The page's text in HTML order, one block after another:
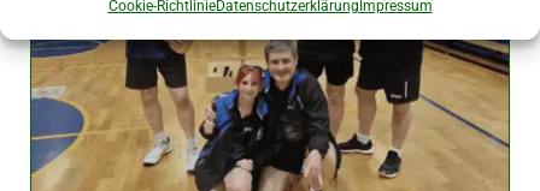
Cookie-RichtlinieDatenschutzerklärungImpressum